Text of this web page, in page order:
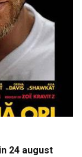
24 august